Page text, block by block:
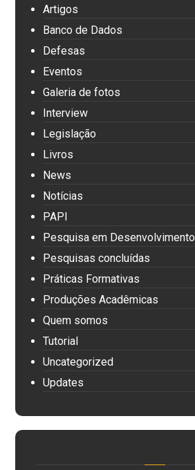
Artigos
Banco de Dados
Defesas
Eventos
Galeria de fotos
Interview
Legislação
Livros
News
Notícias
PAPI
Pesquisa em Desenvolvimento
Pesquisas concluídas
Práticas Formativas
Produções Acadêmicas
Quem somos
Tutorial
Uncategorized
Updates